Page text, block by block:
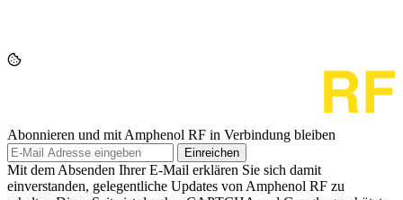
Abonnieren und mit Amphenol RF in Verbindung bleiben
Einreichen
Mit dem Absenden Ihrer E-Mail erklären Sie sich damit
einverstanden, gelegentliche Updates von Amphenol RF zu